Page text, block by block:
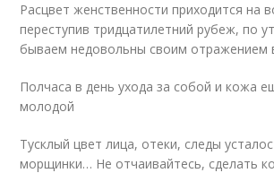
Расцвет женственности приходится на
переступив тридцатилетний рубеж, по
бываем недовольны своим отражением
Полчаса в день ухода за собой и кожа
молодой
Тусклый цвет лица, отеки, следы
морщинки… Не отчаивайтесь, сделать